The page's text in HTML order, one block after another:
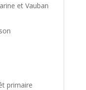
et Vauban
primaire